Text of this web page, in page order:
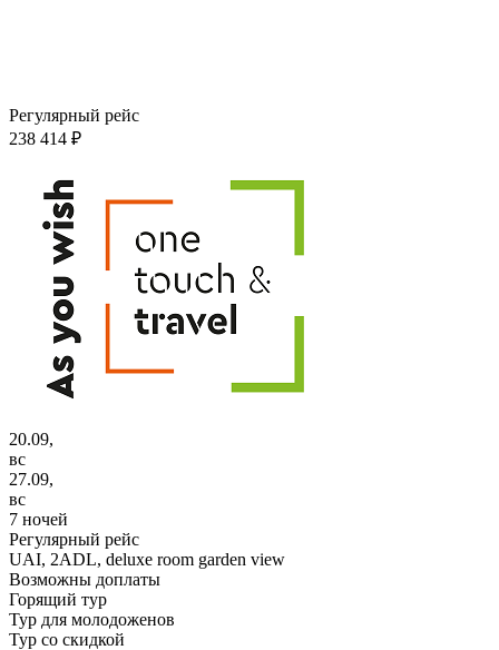
Регулярный рейс
238 414 ₽
20.09,
вс
27.09,
вс
7 ночей
Регулярный рейс
UAI, 2ADL, deluxe room garden view
Возможны доплаты
Горящий тур
Тур для молодоженов
Тур со скидкой